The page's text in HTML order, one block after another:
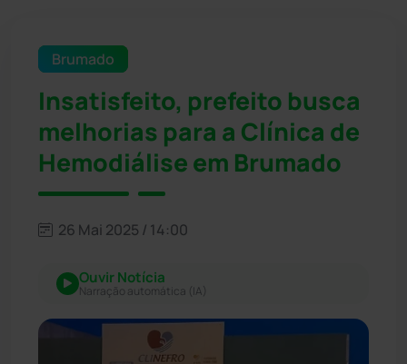
Brumado
Insatisfeito, prefeito busca
melhorias para a Clínica de
Hemodiálise em Brumado
26 Mai 2025 / 14:00
Ouvir Notícia
Narração automática (IA)